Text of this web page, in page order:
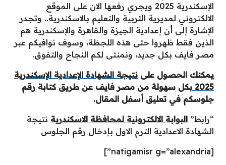
الإسكندرية 2025 ويجري رفعها الان على الموقع
الالكتروني لمديرية التربية والتعليم بالاسكندرية.. وتجدر
الإشارة إلى أن إعدادية الجيزة والقاهرة والإسكندرية هم
الذين فقط ظهروا حتى هذه اللجظة، وسوف نوافيكم عبر
مصر فايف بكل جديد، ونمنتى لكم النجاح والتفوق.
يمكنك الحصول على نتيجة الشهادة الإعدادية الإسكندرية
2025 بكل سهولة من مصر فايف عن طريق كتابة رقم
جلوسكم في تعليق أسفل المقال.
“رابط” البوابة الالكترونية لمحافظة الاسكندرية نتيجة
الشهادة الاعدادية الترم الاول بإدخال رقم الجلوس
[natigamisr g=”alexandria”]